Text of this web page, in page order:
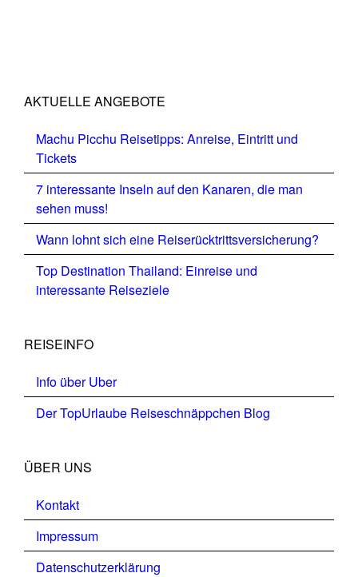
AKTUELLE ANGEBOTE
Machu Picchu Reisetipps: Anreise, Eintritt und
Tickets
7 interessante Inseln auf den Kanaren, die man
sehen muss!
Wann lohnt sich eine Reiserücktrittsversicherung?
Top Destination Thailand: Einreise und
interessante Reiseziele
REISEINFO
Info über Uber
Der TopUrlaube Reiseschnäppchen Blog
ÜBER UNS
Kontakt
Impressum
Datenschutzerklärung